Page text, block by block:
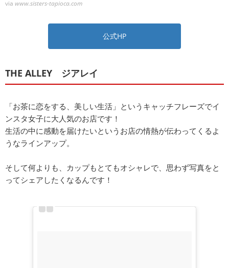
via www.sisters-tapioca.com
公式HP
THE ALLEY ジアレイ
「お茶に恋をする、美しい生活」というキャッチフレーズでイ
ンスタ女子に大人気のお店です！
生活の中に感動を届けたいというお店の情熱が伝わってくるよ
うなラインアップ。
そして何よりも、カップもとてもオシャレで、思わず写真をと
ってシェアしたくなるんです！